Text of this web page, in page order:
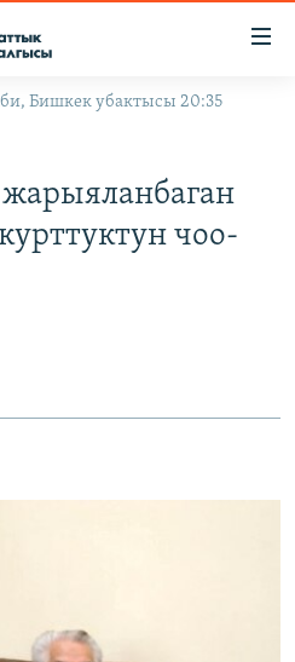
Бишкек убактысы 20:35
чоо-